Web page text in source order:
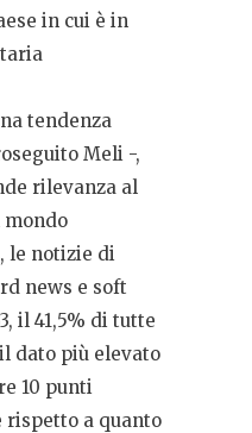
in cui è in
tendenza
Meli -,
rilevanza al
mondo
le notizie di
news e soft
il 41,5% di tutte
dato più elevato
10 punti
rispetto a quanto